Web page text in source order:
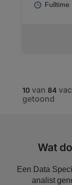
Fulltime
10 van 84
getoond
Wat
Een Data
analist